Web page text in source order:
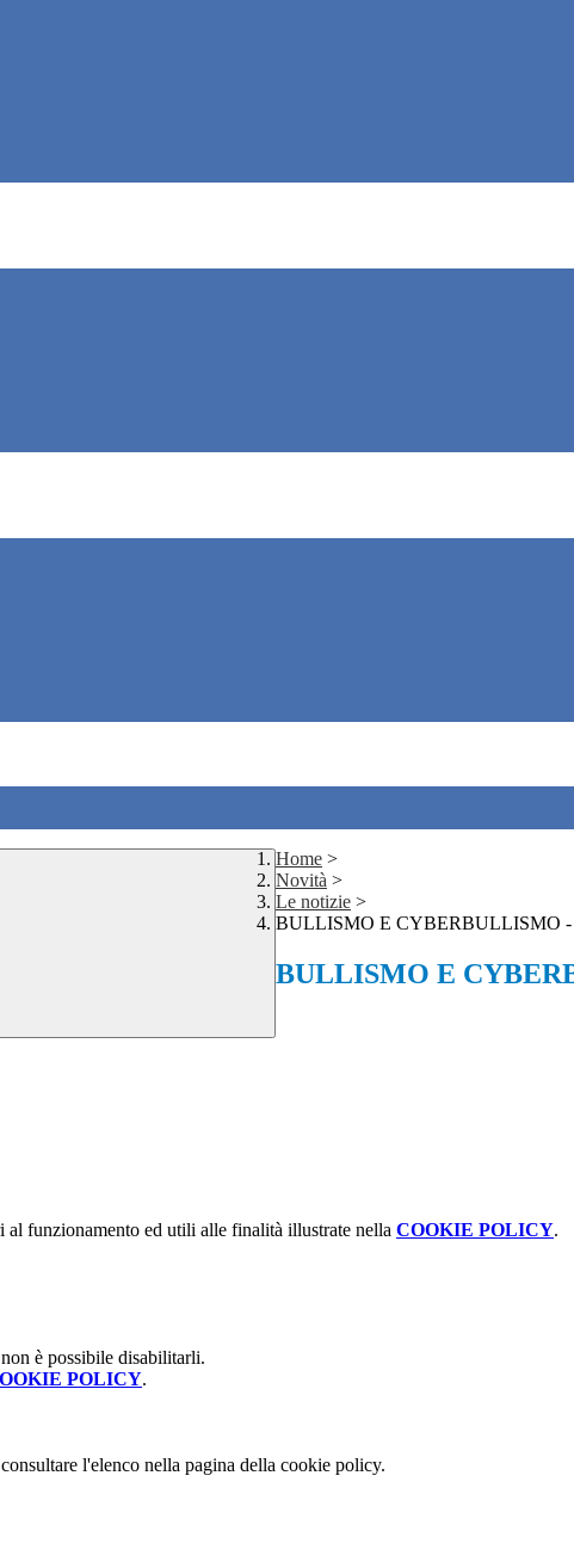
Home >
Novità >
Le notizie >
BULLISMO E CYBERBULLISMO -
BULLISMO E
funzionamento ed utili alle finalità illustrate nella COOKIE POLICY.
è possibile disabilitarli.
POLICY.
l'elenco nella pagina della cookie policy.